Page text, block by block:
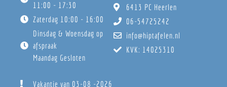
11:00 - 17:30
Zaterdag 10:00 - 16:00
Dinsdag & Woensdag op
afspraak
Maandag Gesloten
Vakantie van 03-08 -2026
6413 PC Heerlen
06-54725242
info@hiptafelen.nl
KVK: 14025310